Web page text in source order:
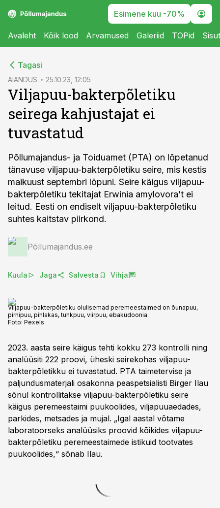
Esimene kuu -70%
Avaleht Kõik lood Arvamused Galeriid TOPid
Tagasi
AIANDUS 25.10.23, 12:05
Viljapuu-bakterpõletiku
seirega kahjustajat ei
tuvastatud
Põllumajandus- ja Toiduamet (PTA) on lõpetanud
tänavuse viljapuu-bakterpõletiku seire, mis kestis
maikuust septembri lõpuni. Seire käigus viljapuu-
bakterpõletiku tekitajat Erwinia amylovora’t ei
leitud. Eesti on endiselt viljapuu-bakterpõletiku
suhtes kaitstav piirkond.
Põllumajandus.ee
Kuula Jaga Salvesta Vihja
Viljapuu-bakterpõletiku olulisemad peremeestaimed on õunapuu,
pirnipuu, pihlakas, tuhkpuu, viirpuu, ebaküdoonia.
Foto: Pexels
2023. aasta seire käigus tehti kokku 273 kontrolli ning
analüüsiti 222 proovi, üheski seirekohas viljapuu-
bakterpõletikku ei tuvastatud. PTA taimetervise ja
paljundusmaterjali osakonna peaspetsialisti Birger Ilau
sõnul kontrollitakse viljapuu-bakterpõletiku seire
käigus peremeestaimi puukoolides, viljapuuaedades,
parkides, metsades ja mujal. „Igal aastal võtame
laboratoorseks analüüsiks proovid kõikides viljapuu-
bakterpõletiku peremeestaimede istikuid tootvates
puukoolides,“ sõnab Ilau.